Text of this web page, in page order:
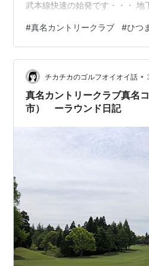
武本線快速の始発です・・・ 地
ン・快晴・ちょい風あり 一番の
とでひつまぶしが頂けます～ 残
www.hkt1989.com さあ、午後
ート乗るかね、何とか池は越え
ちら この後は千葉に戻って反
#真名カントリークラブ #ひつ
チカチカのゴルフオイオイ話 •
真名カントリークラブ真名
市） ーラウンド日記